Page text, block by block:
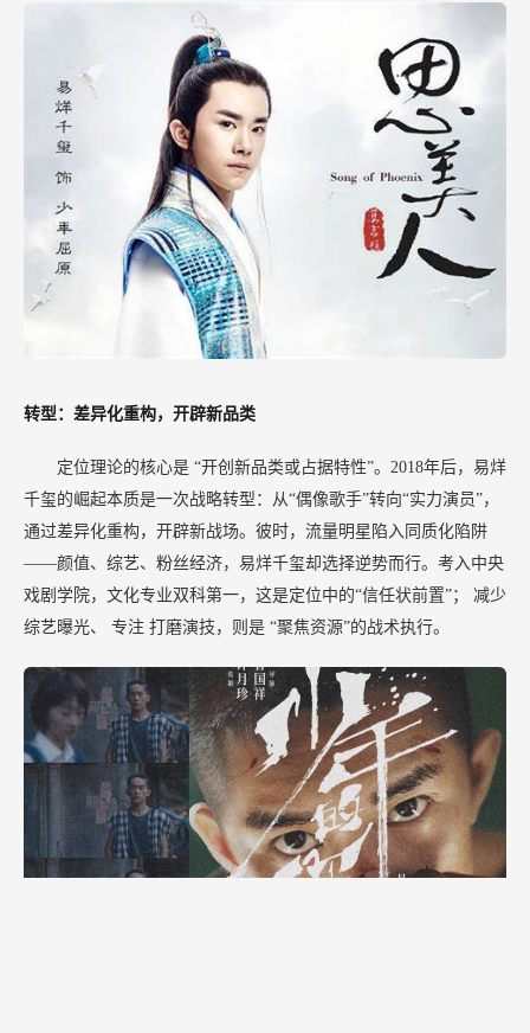
转型：差异化重构，开辟新品类
定位理论的核心是 “开创新品类或占据特性”。2018年后，易烊
千玺的崛起本质是一次战略转型：从“偶像歌手”转向“实力演员”，
通过差异化重构，开辟新战场。彼时，流量明星陷入同质化陷阱
——颜值、综艺、粉丝经济，易烊千玺却选择逆势而行。考入中央
戏剧学院，文化专业双科第一，这是定位中的“信任状前置”； 减少
综艺曝光、 专注 打磨演技，则是 “聚焦资源”的战术执行。